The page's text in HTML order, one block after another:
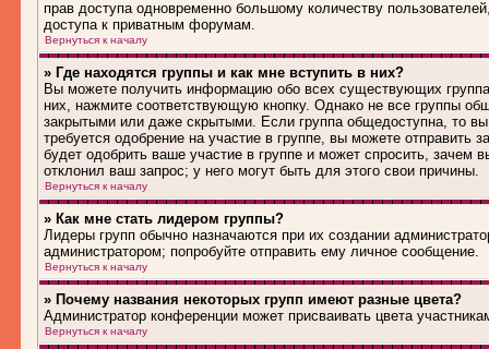
прав доступа одновременно большому количеству
доступа к приватным форумам.
Вернуться к началу
» Где находятся группы и как мне вступить в них?
Вы можете получить информацию обо всех существующих
них, нажмите соответствующую кнопку. Однако не все группы
закрытыми или даже скрытыми. Если группа общедоступна, то
требуется одобрение на участие в группе, вы можете
будет одобрить ваше участие в группе и может спросить, зачем
отклонил ваш запрос; у него могут быть для этого свои причины.
Вернуться к началу
» Как мне стать лидером группы?
Лидеры групп обычно назначаются при их создании
администратором; попробуйте отправить ему личное сообщение.
Вернуться к началу
» Почему названия некоторых групп имеют разные цвета?
Администратор конференции может присваивать цвета
Вернуться к началу